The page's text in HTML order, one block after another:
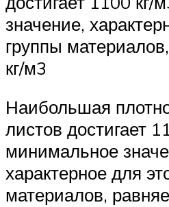
значение,
группы
кг/м3
Наибольшая
листов достигает
минимальное
характерное для
материалов,